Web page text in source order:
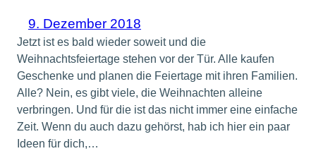
9. Dezember 2018
Jetzt ist es bald wieder soweit und die
Weihnachtsfeiertage stehen vor der Tür. Alle kaufen
Geschenke und planen die Feiertage mit ihren Familien.
Alle? Nein, es gibt viele, die Weihnachten alleine
verbringen. Und für die ist das nicht immer eine einfache
Zeit. Wenn du auch dazu gehörst, hab ich hier ein paar
Ideen für dich,…